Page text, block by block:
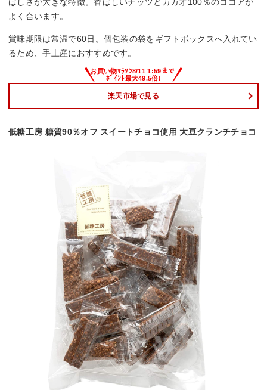
よく合います。
賞味期限は常温で60日。個包装の袋をギフトボックスへ入れてい
るため、手土産におすすめです。
楽天市場で見る
低糖工房 糖質90％オフ スイートチョコ使用 大豆クランチチョコ